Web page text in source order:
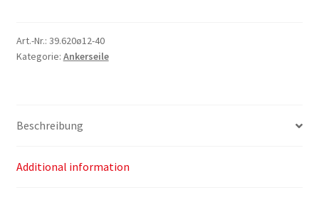
L:
40
und
quantity
Art.-Nr.: 39.620ø12-40
Kategorie: Ankerseile
Beschreibung
Additional information